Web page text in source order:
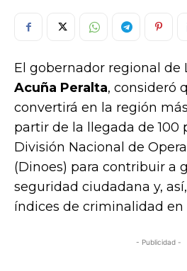
El gobernador regional de
Acuña Peralta, consideró
convertirá en la región
partir de la llegada de 100
División Nacional de
(Dinoes) para contribuir a
seguridad ciudadana y,
índices de criminalidad en
- Publicidad -